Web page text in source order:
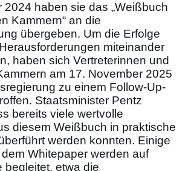
2024 haben sie das „Weißbuch
Kammern“ an die
übergeben. Um die Erfolge
miteinander
haben sich Vertreterinnen und
am 17. November 2025
zu einem Follow-Up-
Staatsminister Pentz
bereits viele wertvolle
diesem Weißbuch in praktische
werden konnten. Einige
Whitepaper werden auf
begleitet, etwa die